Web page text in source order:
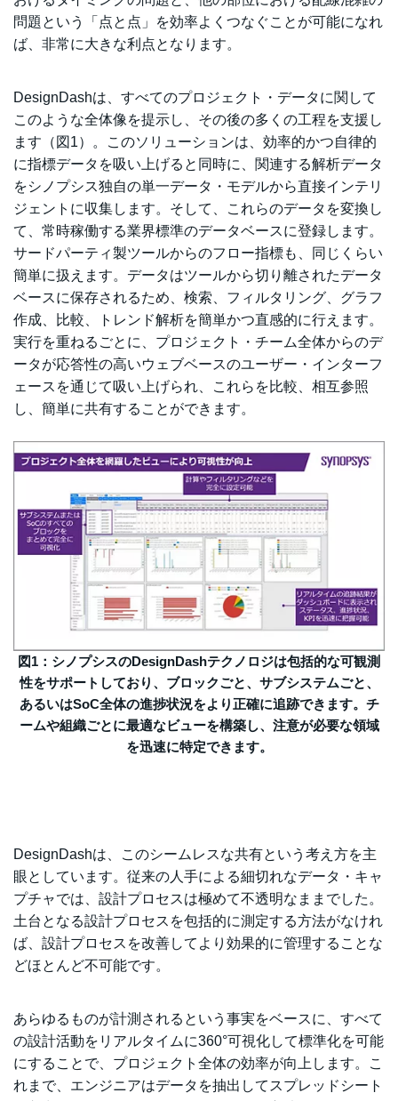
問題という「点と点」を効率よくつなぐことが可能になれ
ば、非常に大きな利点となります。
DesignDashは、すべてのプロジェクト・データに関して
このような全体像を提示し、その後の多くの工程を支援し
ます（図1）。このソリューションは、効率的かつ自律的
に指標データを吸い上げると同時に、関連する解析データ
をシノプシス独自の単一データ・モデルから直接インテリ
ジェントに収集します。そして、これらのデータを変換し
て、常時稼働する業界標準のデータベースに登録します。
サードパーティ製ツールからのフロー指標も、同じくらい
簡単に扱えます。データはツールから切り離されたデータ
ベースに保存されるため、検索、フィルタリング、グラフ
作成、比較、
トレンド解析を簡単かつ直感的に行えます。
実行を重ねるごとに、プロジェクト・チーム全体からのデ
ータが応答性の高いウェブベースのユーザー・インターフ
ェースを通じて吸い上げられ、これらを比較、相互参照
し、簡単に共有することができます。
図1：シノプシスのDesignDashテクノロジは包括的な可観測
性をサポートしており、ブロックごと、サブシステムごと、
あるいはSoC全体の進捗状況をより正確に追跡できます。チ
ームや組織ごとに最適なビューを構築し、注意が必要な領域
を迅速に特定できます。
DesignDashは、このシームレスな共有という考え方を主
眼としています。従来の人手による細切れなデータ・キャ
プチャでは、設計プロセスは極めて不透明なままでした。
土台となる設計プロセスを包括的に測定する方法がなけれ
ば、設計プロセスを改善してより効果的に管理することな
どほとんど不可能です。
あらゆるものが計測されるという事実をベースに、すべて
の設計活動をリアルタイムに360°可視化して標準化を可能
にすることで、プロジェクト全体の効率が向上します。こ
れまで、エンジニアはデータを抽出してスプレッドシート